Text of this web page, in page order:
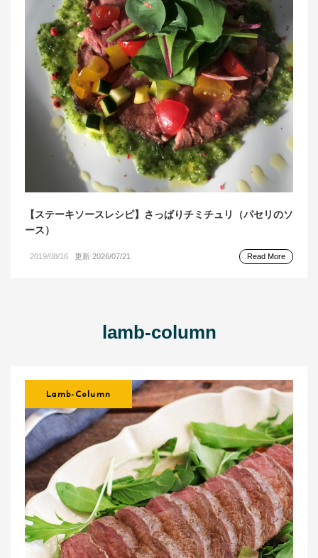
【ステーキソースレシピ】さっぱりチミチュリ（パセリのソ
ース）
2019/08/16 更新 2026/07/21 Read More
lamb-column
Lamb-Column